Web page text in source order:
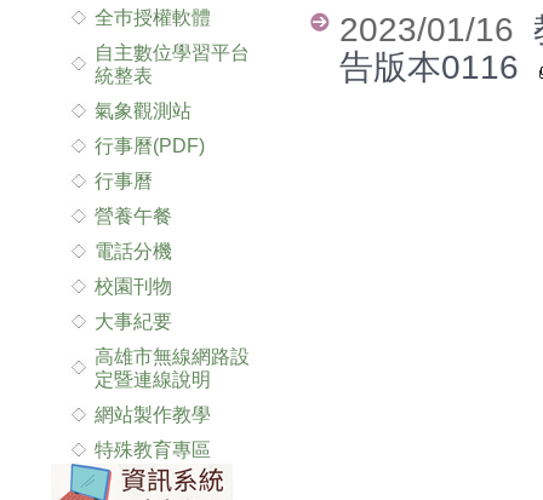
全巿授權軟體
自主數位學習平台
統整表
氣象觀測站
行事曆(PDF)
行事曆
營養午餐
電話分機
校園刊物
大事紀要
高雄市無線網路設
定暨連線說明
網站製作教學
特殊教育專區
2023/01/16
告版本0116